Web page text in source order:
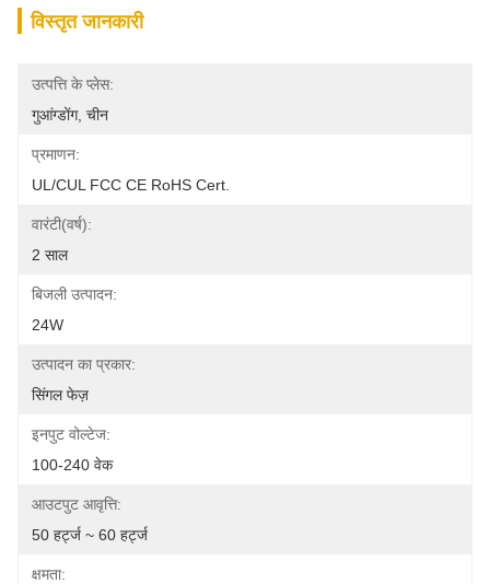
विस्तृत जानकारी
उत्पत्ति के प्लेस:
गुआंग्डोंग, चीन
प्रमाणन:
UL/cUL FCC CE RoHS Cert.
वारंटी(वर्ष):
2 साल
बिजली उत्पादन:
24W
उत्पादन का प्रकार:
सिंगल फेज़
इनपुट वोल्टेज:
100-240 वेक
आउटपुट आवृत्ति:
50 हर्ट्ज ~ 60 हर्ट्ज
क्षमता: